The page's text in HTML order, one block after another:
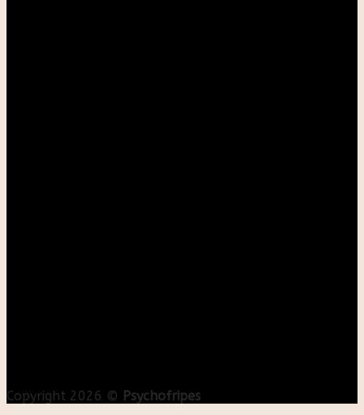
Copyright 2026 © Psychofripes